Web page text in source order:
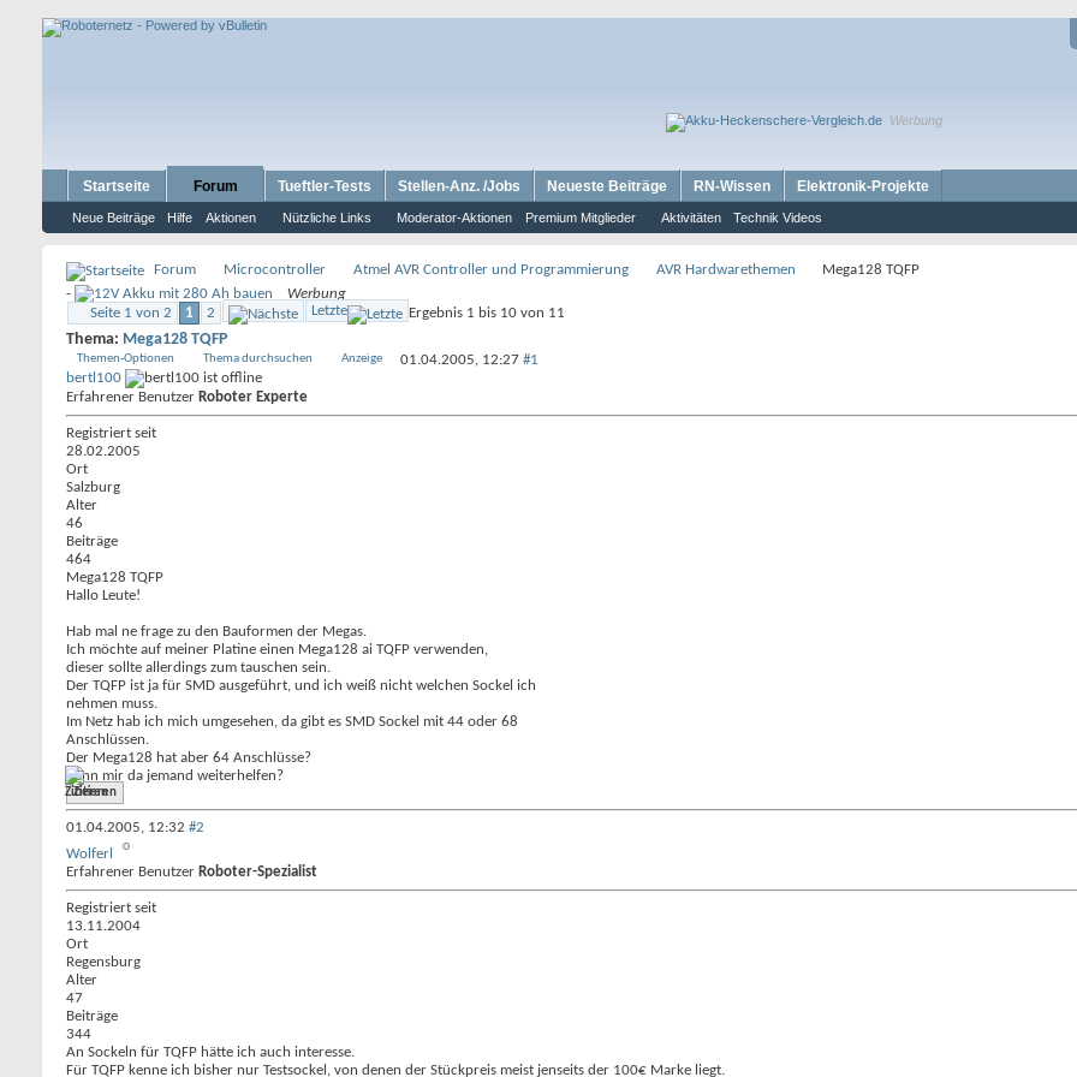
Werbung
Startseite Forum
Neue Beiträge Hilfe Aktionen Nützliche Links Moderator-Aktionen Premium Mitglieder Aktivitäten Technik Videos
Tueftler-Tests Stellen-Anz. /Jobs Neueste Beiträge RN-Wissen Elektronik-Projekte
Forum Microcontroller Atmel AVR Controller und Programmierung AVR Hardwarethemen
Mega128 TQFP
-
Werbung
Seite 1 von 2
1 2 Letzte Ergebnis 1 bis 10 von 11
Thema: Mega128 TQFP
Themen-Optionen Thema durchsuchen Anzeige 01.04.2005, 12:27 #1
bertl100
Erfahrener Benutzer Roboter Experte
Registriert seit
28.02.2005
Ort
Salzburg
Alter
46
Beiträge
464
Mega128 TQFP
Hallo Leute!
Hab mal ne frage zu den Bauformen der Megas.
Ich möchte auf meiner Platine einen Mega128 ai TQFP verwenden,
dieser sollte allerdings zum tauschen sein.
Der TQFP ist ja für SMD ausgeführt, und ich weiß nicht welchen Sockel ich
nehmen muss.
Im Netz hab ich mich umgesehen, da gibt es SMD Sockel mit 44 oder 68
Anschlüssen.
Der Mega128 hat aber 64 Anschlüsse?
Kann mir da jemand weiterhelfen?
Zitieren
01.04.2005, 12:32 #2
Wolferl
Erfahrener Benutzer Roboter-Spezialist
Registriert seit
13.11.2004
Ort
Regensburg
Alter
47
Beiträge
344
An Sockeln für TQFP hätte ich auch interesse.
Für TQFP kenne ich bisher nur Testsockel, von denen der Stückpreis meist jenseits der 100€ Marke liegt.